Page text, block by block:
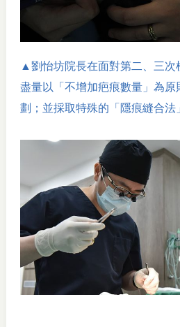
▲劉怡坊院長在面對第二、三次
盡量以「不增加疤痕數量」為原
劃；並採取特殊的「隱痕縫合法